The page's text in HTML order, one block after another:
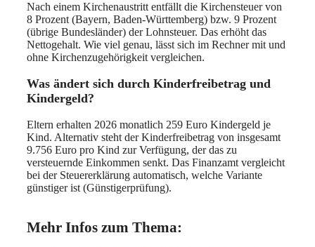
Nach einem Kirchenaustritt entfällt die Kirchensteuer von
8 Prozent (Bayern, Baden-Württemberg) bzw. 9 Prozent
(übrige Bundesländer) der Lohnsteuer. Das erhöht das
Nettogehalt. Wie viel genau, lässt sich im Rechner mit und
ohne Kirchenzugehörigkeit vergleichen.
Was ändert sich durch Kinderfreibetrag und
Kindergeld?
Eltern erhalten 2026 monatlich 259 Euro Kindergeld je
Kind. Alternativ steht der Kinderfreibetrag von insgesamt
9.756 Euro pro Kind zur Verfügung, der das zu
versteuernde Einkommen senkt. Das Finanzamt vergleicht
bei der Steuererklärung automatisch, welche Variante
günstiger ist (Günstigerprüfung).
Mehr Infos zum Thema: